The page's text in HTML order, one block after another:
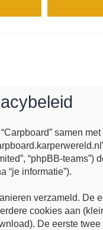
samen
“phpBB-
“je informatie”).
verzameld. De
cookies aan
De eerste